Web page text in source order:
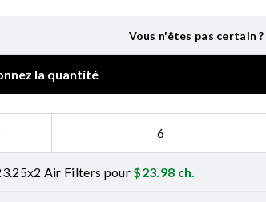
Vous n'êtes pas certain ?
la quantité
Air Filters pour $23.98 ch.